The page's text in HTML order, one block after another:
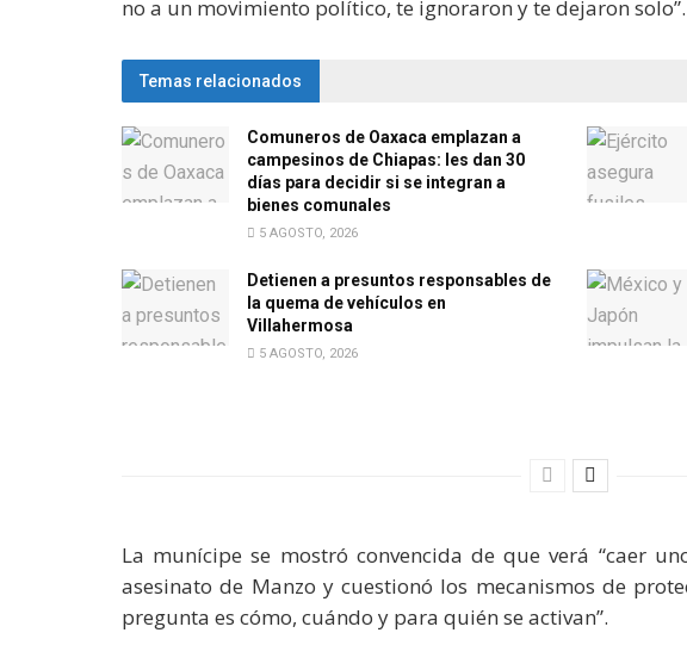
no a un movimiento político, te ignoraron y te dejaron solo”.
Temas relacionados
Comuneros de Oaxaca emplazan a
campesinos de Chiapas: les dan 30
días para decidir si se integran a
bienes comunales
5 AGOSTO, 2026
Detienen a presuntos responsables de
la quema de vehículos en
Villahermosa
5 AGOSTO, 2026
La munícipe se mostró convencida de que verá “caer
asesinato de Manzo y cuestionó los mecanismos de
pregunta es cómo, cuándo y para quién se activan”.